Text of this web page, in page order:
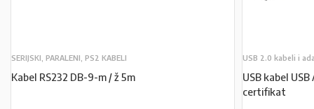
SERIJSKI, PARALENI, PS2 KABELI
Kabel RS232 DB-9-m / ž 5m
USB 2.0 kabeli i
USB kabel
certifikat